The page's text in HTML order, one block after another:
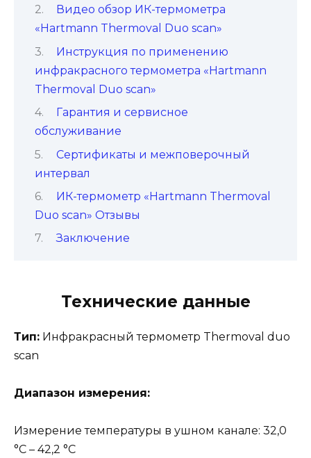
Видео обзор ИК-термометра
«Hartmann Thermoval Duo scan»
Инструкция по применению
инфракрасного термометра «Hartmann
Thermoval Duo scan»
Гарантия и сервисное
обслуживание
Сертификаты и межповерочный
интервал
ИК-термометр «Hartmann Thermoval
Duo scan» Отзывы
Заключение
Технические данные
Тип: Инфракрасный термометр Thermoval duo
scan
Диапазон измерения:
Измерение температуры в ушном канале: 32,0
°C – 42,2 °C